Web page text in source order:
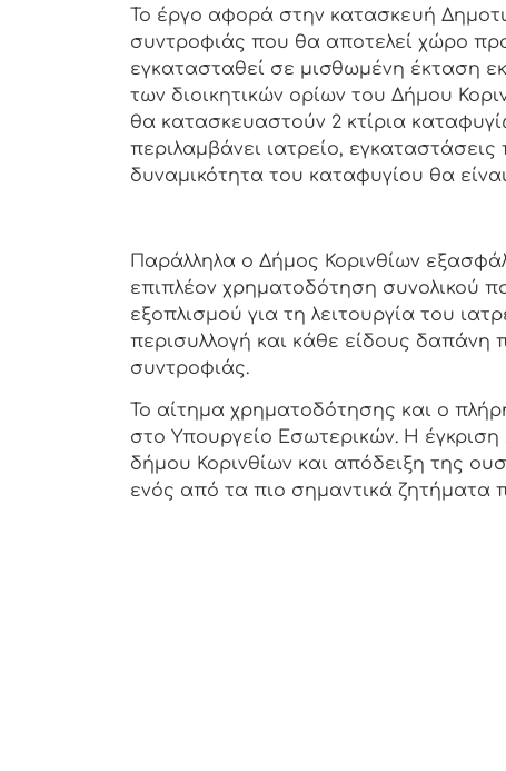
Το έργο αφορά στην κατασκευή
συντροφιάς που θα αποτελεί χώρο
εγκατασταθεί σε μισθωμένη έκταση
των διοικητικών ορίων του Δήμου
θα κατασκευαστούν 2 κτίρια
περιλαμβάνει ιατρείο,
δυναμικότητα του καταφυγίου θα
Παράλληλα ο Δήμος Κορινθίων
επιπλέον χρηματοδότηση συνολικού
εξοπλισμού για τη λειτουργία του
περισυλλογή και κάθε είδους
συντροφιάς.
Το αίτημα χρηματοδότησης και ο
στο Υπουργείο Εσωτερικών. Η
δήμου Κορινθίων και απόδειξη της
ενός από τα πιο σημαντικά ζητήματα